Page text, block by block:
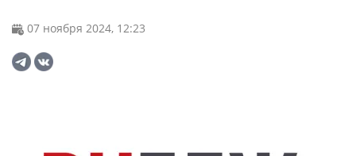
07 ноября 2024, 12:23